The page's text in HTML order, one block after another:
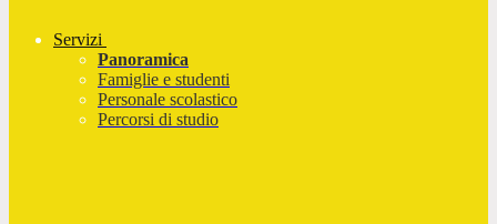
Servizi
Panoramica
Famiglie e studenti
Personale scolastico
Percorsi di studio